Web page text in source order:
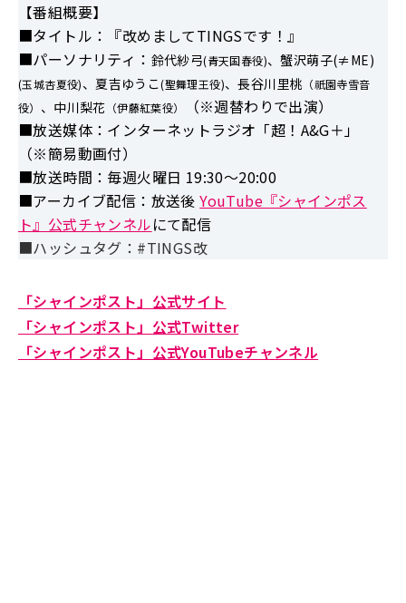
【番組概要】
■タイトル：『改めましてTINGSです！』
■パーソナリティ： 鈴代紗弓(青天国春役)、蟹沢萌子(≠ME)
(玉城杏夏役)、夏吉ゆうこ(聖舞理王役)、長谷川里桃 （祇園寺雪音
役） 、中川梨花 （伊藤紅葉役）
（※週替わりで出演）
■放送媒体：インターネットラジオ「超！A&G＋」
（※簡易動画付）
■放送時間：毎週火曜日 19:30～20:00
■アーカイブ配信：放送後YouTube『シャインポス
ト』公式チャンネルにて配信
■ハッシュタグ：#TINGS改
「シャインポスト」公式サイト
「シャインポスト」公式Twitter
「シャインポスト」公式YouTubeチャンネル